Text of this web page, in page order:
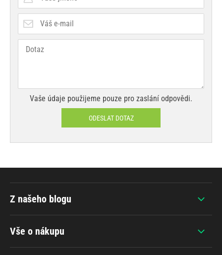
Vaše údaje použijeme pouze pro zaslání odpovědi.
ODESLAT DOTAZ
Vše o nákupu
Z našeho blogu